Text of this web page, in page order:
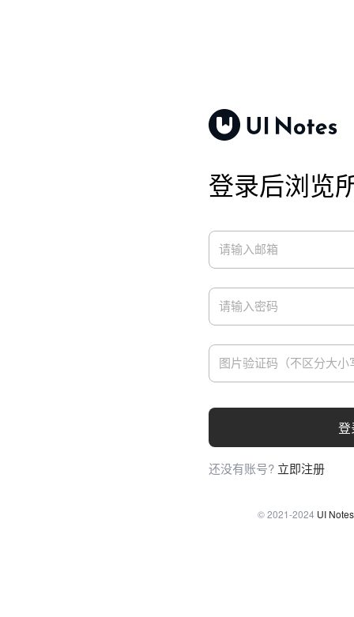
登录后浏览
登
还没有账号? 立即注册
© 2021-2024 UI Notes